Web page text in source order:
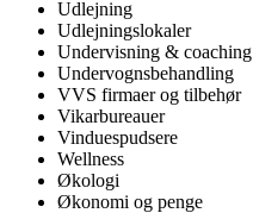
Udlejning
Udlejningslokaler
Undervisning & coaching
Undervognsbehandling
VVS firmaer og tilbehør
Vikarbureauer
Vinduespudsere
Wellness
Økologi
Økonomi og penge